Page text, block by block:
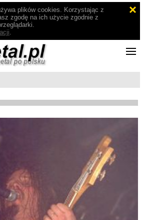
plików cookies. Korzystając z
zgodę na ich użycie zgodnie z
.